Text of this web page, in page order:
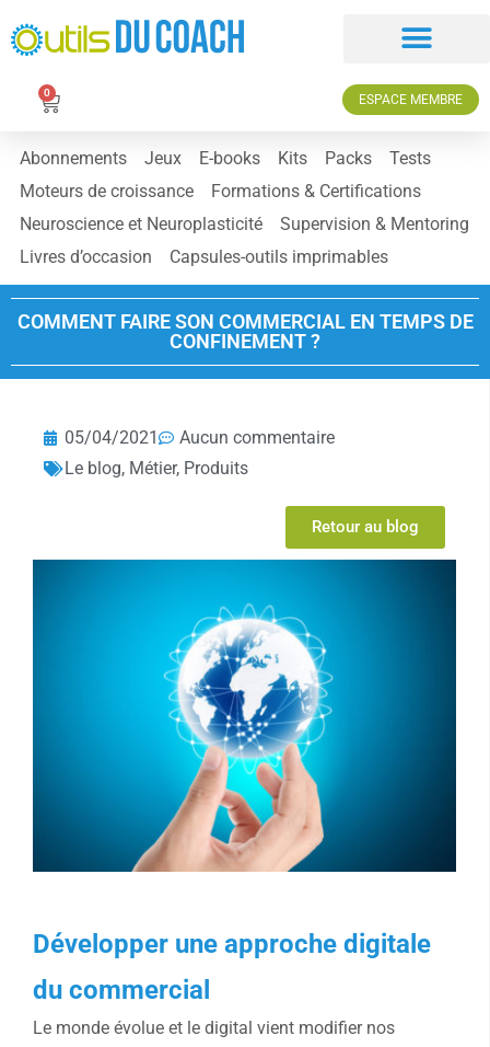
0 ESPACE MEMBRE
Abonnements Jeux E-books Kits Packs
Tests
Moteurs de croissance
Formations & Certifications
Neuroscience et Neuroplasticité
Supervision & Mentoring
Livres d’occasion
Capsules-outils imprimables
COMMENT FAIRE SON COMMERCIAL EN TEMPS DE
CONFINEMENT ?
05/04/2021
Aucun commentaire
Le blog, Métier, Produits
Retour au blog
Développer une approche digitale
du commercial
Le monde évolue et le digital vient modifier nos